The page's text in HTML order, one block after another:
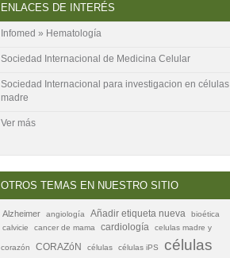
ENLACES DE INTERÉS
Infomed » Hematología
Sociedad Internacional de Medicina Celular
Sociedad Internacional para investigacion en células
madre
Ver más
OTROS TEMAS EN NUESTRO SITIO
Alzheimer angiología Añadir etiqueta nueva
bioética
calvicie
cancer de mama cardiología celulas madre y
corazón CORAZóN células células iPS
células